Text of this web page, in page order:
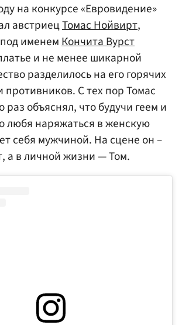
на конкурсе «Евровидение»
австриецТомас Нойвирт,
именемКончита Вурст
и не менее шикарной
разделилось на его горячих
противников. С тех пор Томас
раз объяснял, что будучи геем и
любя наряжаться в женскую
себя мужчиной. На сцене он –
а в личной жизни — Том.